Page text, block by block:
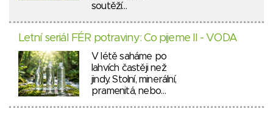
soutěží…
Letní seriál FÉR potraviny: Co pijeme II - VODA
V létě saháme po
lahvích častěji než
jindy. Stolní, minerální,
pramenitá, nebo…